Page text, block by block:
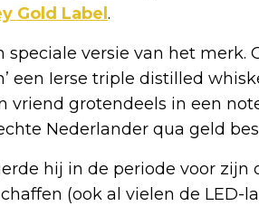
Gold Label.
speciale versie van het merk.
een Ierse triple distilled
vriend grotendeels in een
Nederlander qua geld
hij in de periode voor
(ook al vielen de LED-